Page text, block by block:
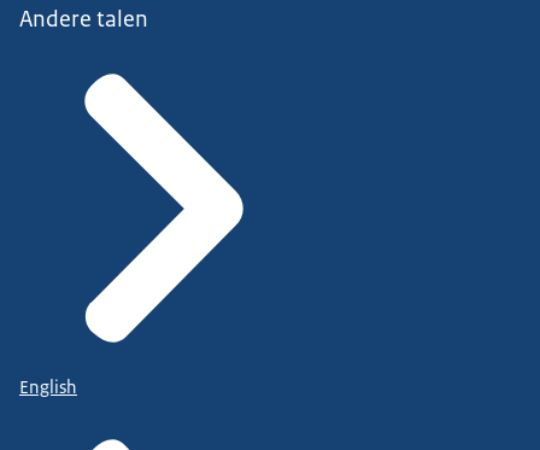
Andere talen
English